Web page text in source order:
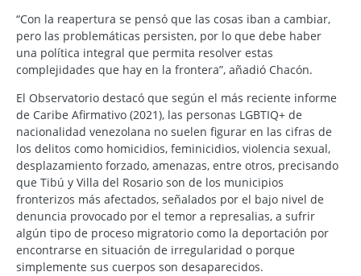
“Con la reapertura se pensó que las cosas iban a cambiar,
pero las problemáticas persisten, por lo que debe haber
una política integral que permita resolver estas
complejidades que hay en la frontera”, añadió Chacón.
El Observatorio destacó que según el más reciente informe
de Caribe Afirmativo (2021), las personas LGBTIQ+ de
nacionalidad venezolana no suelen figurar en las cifras de
los delitos como homicidios, feminicidios, violencia sexual,
desplazamiento forzado, amenazas, entre otros, precisando
que Tibú y Villa del Rosario son de los municipios
fronterizos más afectados, señalados por el bajo nivel de
denuncia provocado por el temor a represalias, a sufrir
algún tipo de proceso migratorio como la deportación por
encontrarse en situación de irregularidad o porque
simplemente sus cuerpos son desaparecidos.